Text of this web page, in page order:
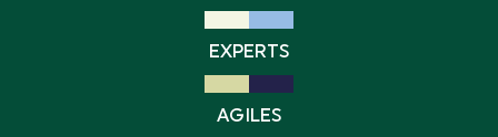
EXPERTS
AGILES